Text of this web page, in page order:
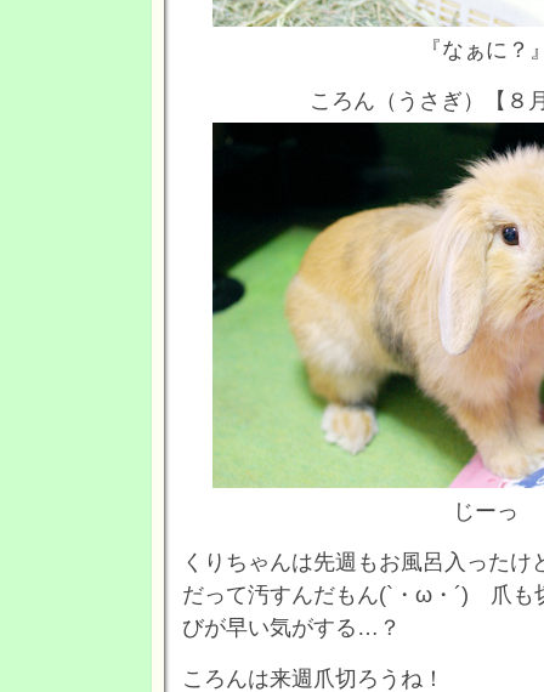
『なぁに？
ころん（うさぎ）【８
じーっ
くりちゃんは先週もお風呂入ったけ
だって汚すんだもん(`・ω・´) 爪も
びが早い気がする…？
ころんは来週爪切ろうね！